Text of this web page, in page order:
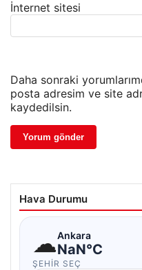
İnternet sitesi
Daha sonraki
posta adresim ve site
kaydedilsin.
Hava Durumu
☁Ankara
NaN°C
ŞEHIR SEÇ